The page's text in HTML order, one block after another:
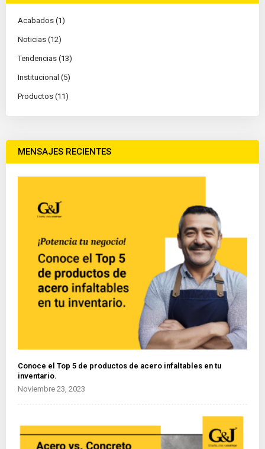
Acabados (1)
Noticias (12)
Tendencias (13)
Institucional (5)
Productos (11)
MENSAJES RECIENTES
Conoce el Top 5 de productos de acero infaltables en tu
inventario.
Noviembre 23, 2023